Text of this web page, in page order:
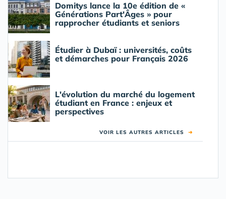
Domitys lance la 10e édition de «
Générations Part'Âges » pour
rapprocher étudiants et seniors
Étudier à Dubaï : universités, coûts
et démarches pour Français 2026
L'évolution du marché du logement
étudiant en France : enjeux et
perspectives
VOIR LES AUTRES ARTICLES ➜